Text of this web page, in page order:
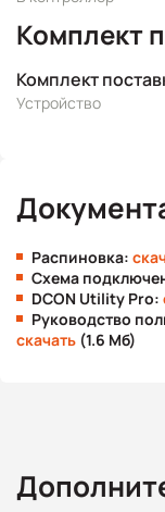
Комплект
Комплект
Устройство
Распиновка:
Схема
DCON Utility Pro:
Руководство
скачать (1.6 Мб)